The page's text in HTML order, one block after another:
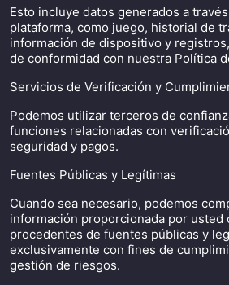
Esto incluye datos generados a
plataforma, como juego, historial de
información de dispositivo y
de conformidad con nuestra Política
Servicios de Verificación y
Podemos utilizar terceros de
funciones relacionadas con
seguridad y pagos.
Fuentes Públicas y Legítimas
Cuando sea necesario, podemos
información proporcionada por usted
procedentes de fuentes públicas y
exclusivamente con fines de
gestión de riesgos.